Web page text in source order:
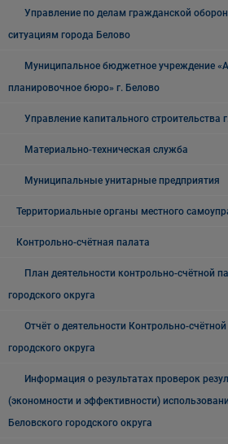
Управление по делам гражданской
ситуациям города Белово
Муниципальное бюджетное учреждение
планировочное бюро» г. Белово
Управление капитального строительства
Материально-техническая служба
Муниципальные унитарные предприятия
Территориальные органы местного
Контрольно-счётная палата
План деятельности контрольно-счётной
городского округа
Отчёт о деятельности Контрольно-
городского округа
Информация о результатах проверок
(экономности и эффективности)
Беловского городского округа